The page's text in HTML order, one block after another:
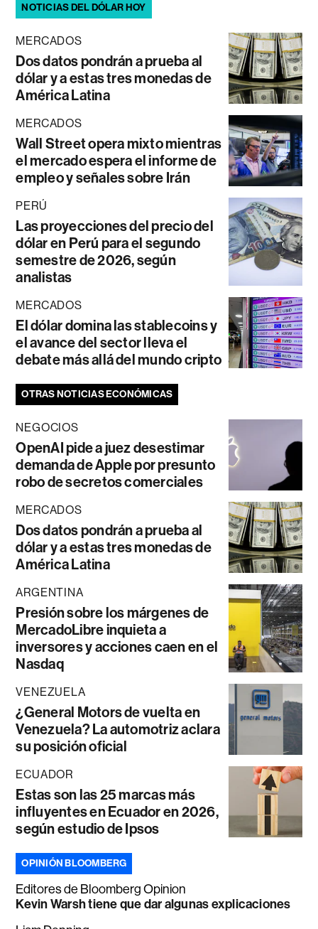
NOTICIAS DEL DÓLAR HOY
MERCADOS
Dos datos pondrán a prueba al
dólar y a estas tres monedas de
América Latina
MERCADOS
Wall Street opera mixto mientras
el mercado espera el informe de
empleo y señales sobre Irán
PERÚ
Las proyecciones del precio del
dólar en Perú para el segundo
semestre de 2026, según
analistas
MERCADOS
El dólar domina las stablecoins y
el avance del sector lleva el
debate más allá del mundo cripto
OTRAS NOTICIAS ECONÓMICAS
NEGOCIOS
OpenAI pide a juez desestimar
demanda de Apple por presunto
robo de secretos comerciales
MERCADOS
Dos datos pondrán a prueba al
dólar y a estas tres monedas de
América Latina
ARGENTINA
Presión sobre los márgenes de
MercadoLibre inquieta a
inversores y acciones caen en el
Nasdaq
VENEZUELA
¿General Motors de vuelta en
Venezuela? La automotriz aclara
su posición oficial
ECUADOR
Estas son las 25 marcas más
influyentes en Ecuador en 2026,
según estudio de Ipsos
OPINIÓN BLOOMBERG
Editores de Bloomberg Opinion
Kevin Warsh tiene que dar algunas explicaciones